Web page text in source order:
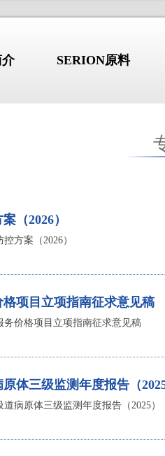
是全球著名的诊断原
DIN EN ISO 13485认
耘，我们在天然抗
维润赛润生物
SERION原料
详解
全部动态
高品质 Jo-1 自
高品质 La/SSB
（2026）
方案（2026）
格项目立项指南征求意见稿
务价格项目立项指南征求意见稿
体三级监测年度报告（2025
病原体三级监测年度报告（2025）